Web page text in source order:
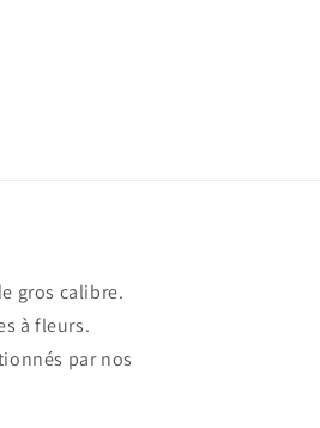
gros calibre.
à fleurs.
par nos